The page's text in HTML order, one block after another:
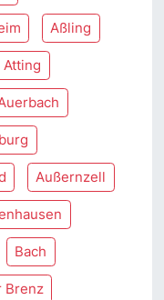
Aßling
Atting
Außernzell
Bach
Brenz